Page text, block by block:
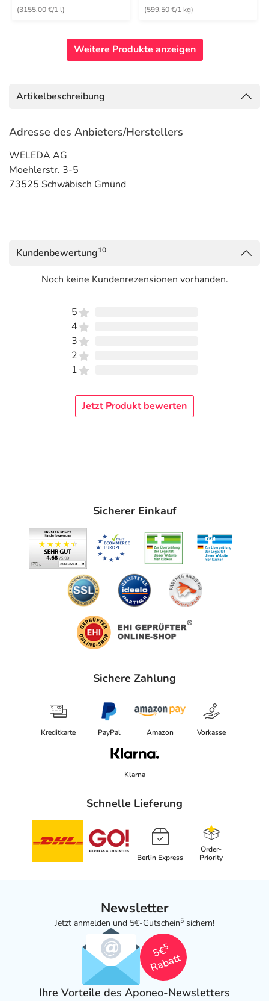
(3155,00 €/1 l) (599,50 €/1 kg)
Weitere Produkte anzeigen
Artikelbeschreibung
Adresse des Anbieters/Herstellers
WELEDA AG
Moehlerstr. 3-5
73525 Schwäbisch Gmünd
Kundenbewertung10
Noch keine Kundenrezensionen vorhanden.
5
4
3
2
1
Jetzt Produkt bewerten
Sicherer Einkauf
Sichere Zahlung
Kreditkarte PayPal Amazon Vorkasse
Klarna
Schnelle Lieferung
Berlin Express
Order-
Priority
Newsletter
Jetzt anmelden und 5€-Gutschein5 sichern!
5€
5
Rabatt
Ihre Vorteile des Aponeo-Newsletters